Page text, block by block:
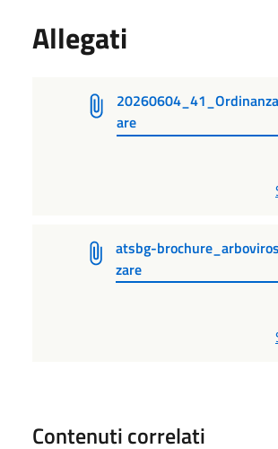
Allegati
are
atsbg-
zare
Contenuti correlati